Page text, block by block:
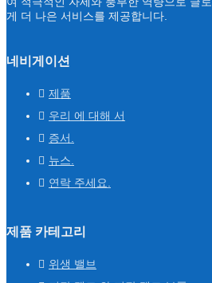
게 더 나은 서비스를 제공합니다.
네비게이션
제품
우리 에 대해 서
증서.
뉴스.
연락 주세요.
제품 카테고리
위생 밸브